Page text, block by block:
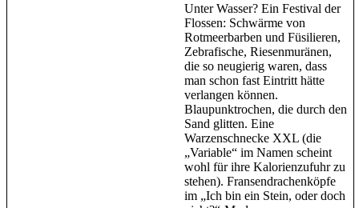
Unter Wasser? Ein Festival der
Flossen: Schwärme von
Rotmeerbarben und Füsilieren,
Zebrafische, Riesenmuränen,
die so neugierig waren, dass
man schon fast Eintritt hätte
verlangen können.
Blaupunktrochen, die durch den
Sand glitten. Eine
Warzenschnecke XXL (die
„Variable“ im Namen scheint
wohl für ihre Kalorienzufuhr zu
stehen). Fransendrachenköpfe
im „Ich bin ein Stein, oder doch